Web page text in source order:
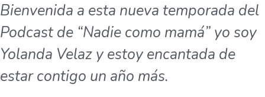
Bienvenida a esta nueva temporada del
Podcast de “Nadie como mamá” yo soy
Yolanda Velaz y estoy encantada de
estar contigo un año más.